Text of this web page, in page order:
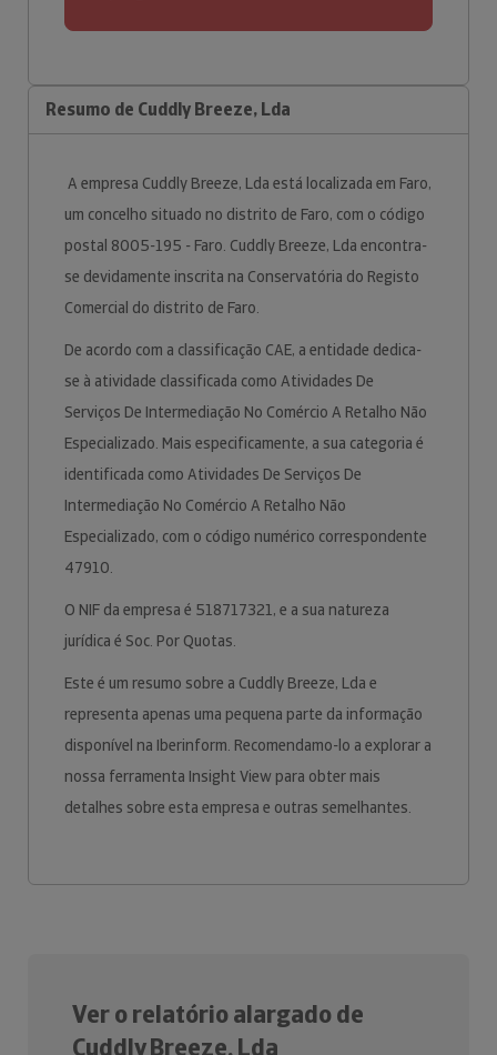
Resumo de Cuddly Breeze, Lda
A empresa Cuddly Breeze, Lda está localizada em Faro,
um concelho situado no distrito de Faro, com o código
postal 8005-195 - Faro. Cuddly Breeze, Lda encontra-
se devidamente inscrita na Conservatória do Registo
Comercial do distrito de Faro.
De acordo com a classificação CAE, a entidade dedica-
se à atividade classificada como Atividades De
Serviços De Intermediação No Comércio A Retalho Não
Especializado. Mais especificamente, a sua categoria é
identificada como Atividades De Serviços De
Intermediação No Comércio A Retalho Não
Especializado, com o código numérico correspondente
47910.
O NIF da empresa é 518717321, e a sua natureza
jurídica é Soc. Por Quotas.
Este é um resumo sobre a Cuddly Breeze, Lda e
representa apenas uma pequena parte da informação
disponível na Iberinform. Recomendamo-lo a explorar a
nossa ferramenta Insight View para obter mais
detalhes sobre esta empresa e outras semelhantes.
Ver o relatório alargado de
Cuddly Breeze, Lda